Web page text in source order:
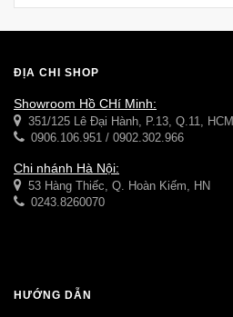
ĐỊA CHỈ SHOP
Showroom Hồ CHí Minh:
351/125 Lê Đại Hành, P.13, Q.11, HCM
0906.106.951 / 0902.302.966
Chi nhánh Hà Nội:
53 Hàng Thiếc, Q. Hoàn Kiếm, HN
0243.8260070
HƯỚNG DẪN